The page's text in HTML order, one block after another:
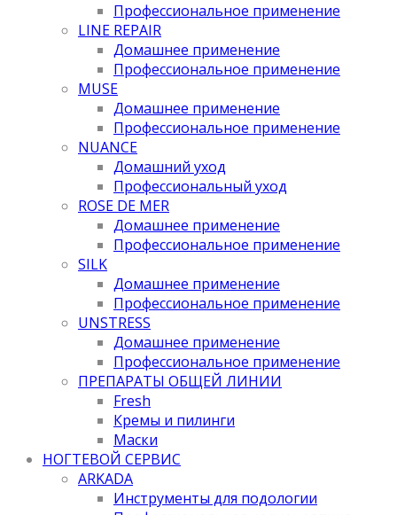
Профессиональное применение
LINE REPAIR
Домашнее применение
Профессиональное применение
MUSE
Домашнее применение
Профессиональное применение
NUANCE
Домашний уход
Профессиональный уход
ROSE DE MER
Домашнее применение
Профессиональное применение
SILK
Домашнее применение
Профессиональное применение
UNSTRESS
Домашнее применение
Профессиональное применение
ПРЕПАРАТЫ ОБЩЕЙ ЛИНИИ
Fresh
Кремы и пилинги
Маски
НОГТЕВОЙ СЕРВИС
ARKADA
Инструменты для подологии